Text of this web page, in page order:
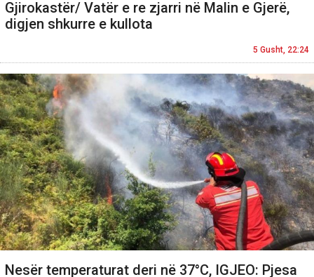
Gjirokastër/ Vatër e re zjarri në Malin e Gjerë,
digjen shkurre e kullota
5 Gusht, 22:24
Nesër temperaturat deri në 37°C, IGJEO: Pjesa